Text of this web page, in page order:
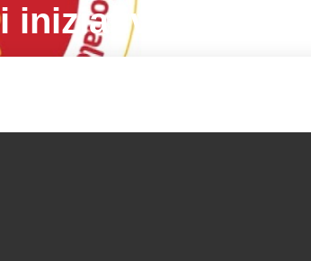
iniziativa popolare